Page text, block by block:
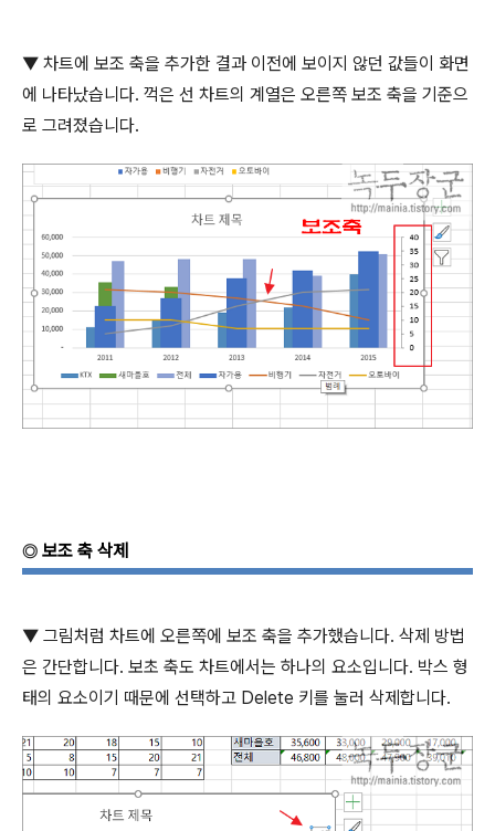
▼ 차트에 보조 축을 추가한 결과 이전에 보이지 않던 값들이 화면
에 나타났습니다. 꺽은 선 차트의 계열은 오른쪽 보조 축을 기준으
로 그려졌습니다.
◎ 보조 축 삭제
▼ 그림처럼 차트에 오른쪽에 보조 축을 추가했습니다. 삭제 방법
은 간단합니다. 보초 축도 차트에서는 하나의 요소입니다. 박스 형
태의 요소이기 때문에 선택하고 Delete 키를 눌러 삭제합니다.